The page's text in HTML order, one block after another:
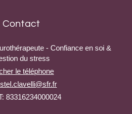
Contact
- Confiance en soi &
du stress
le téléphone
83316234000024